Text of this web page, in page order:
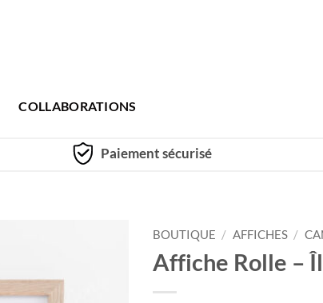
COLLABORATIONS
Paiement sécurisé
BOUTIQUE / AFFICHES /
Affiche Rolle –